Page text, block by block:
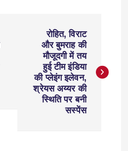
रोहित, विराट
और बुमराह की
मौजूदगी में तय
हुई टीम इंडिया
की प्लेइंग इलेवन,
श्रेयस अय्यर की
स्थिति पर बनी
सस्पेंस